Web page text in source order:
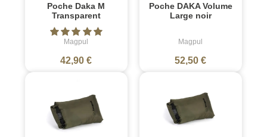
Poche Daka M
Transparent
Magpul
42,90 €
Poche DAKA Volume
Large noir
Magpul
52,50 €